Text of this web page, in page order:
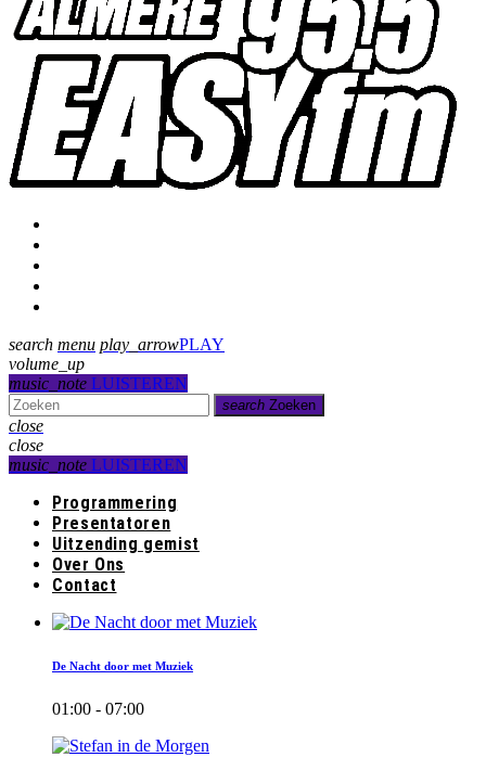
search menu play_arrowPLAY
volume_up
music_note LUISTEREN
search Zoeken
close
close
music_note LUISTEREN
Programmering
Presentatoren
Uitzending gemist
Over Ons
Contact
De Nacht door met Muziek
01:00 - 07:00